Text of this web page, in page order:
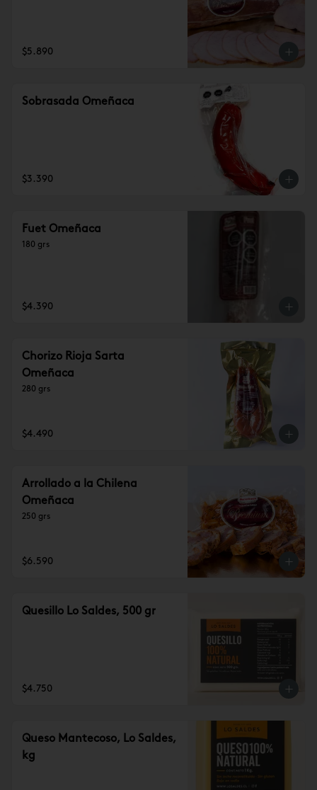
$5.890
Sobrasada Omeñaca
$3.390
Fuet Omeñaca
180 grs
$4.390
Chorizo Rioja Sarta
Omeñaca
280 grs
$4.490
Arrollado a la Chilena
Omeñaca
250 grs
$6.590
Quesillo Lo Saldes, 500 gr
$4.750
Queso Mantecoso, Lo Saldes,
kg